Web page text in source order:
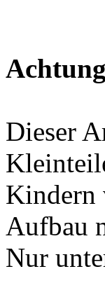
Dieser
Kindern
Aufbau
Nur